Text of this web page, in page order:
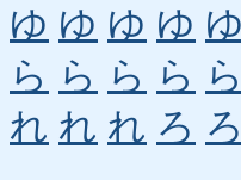
ゆ ゆ ゆ ゆ
ら ら ら ら
れ れ れ ろ